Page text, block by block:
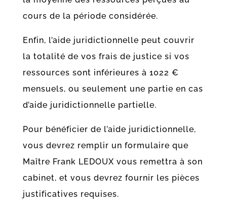
cours de la période considérée.
Enfin, l’aide juridictionnelle peut couvrir
la totalité de vos frais de justice si vos
ressources sont inférieures à 1022 €
mensuels, ou seulement une partie en cas
d’aide juridictionnelle partielle.
Pour bénéficier de l’aide juridictionnelle,
vous devrez remplir un formulaire que
Maître Frank LEDOUX vous remettra à son
cabinet, et vous devrez fournir les pièces
justificatives requises.